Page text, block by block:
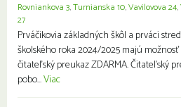
Rovniankova 3,Turnianska 10,Vavilovova 24,
27
Prváčikovia základných škôl a prváci
školského roka 2024/2025 majú
čitateľský preukaz ZDARMA. Čitateľský
pobo...Viac